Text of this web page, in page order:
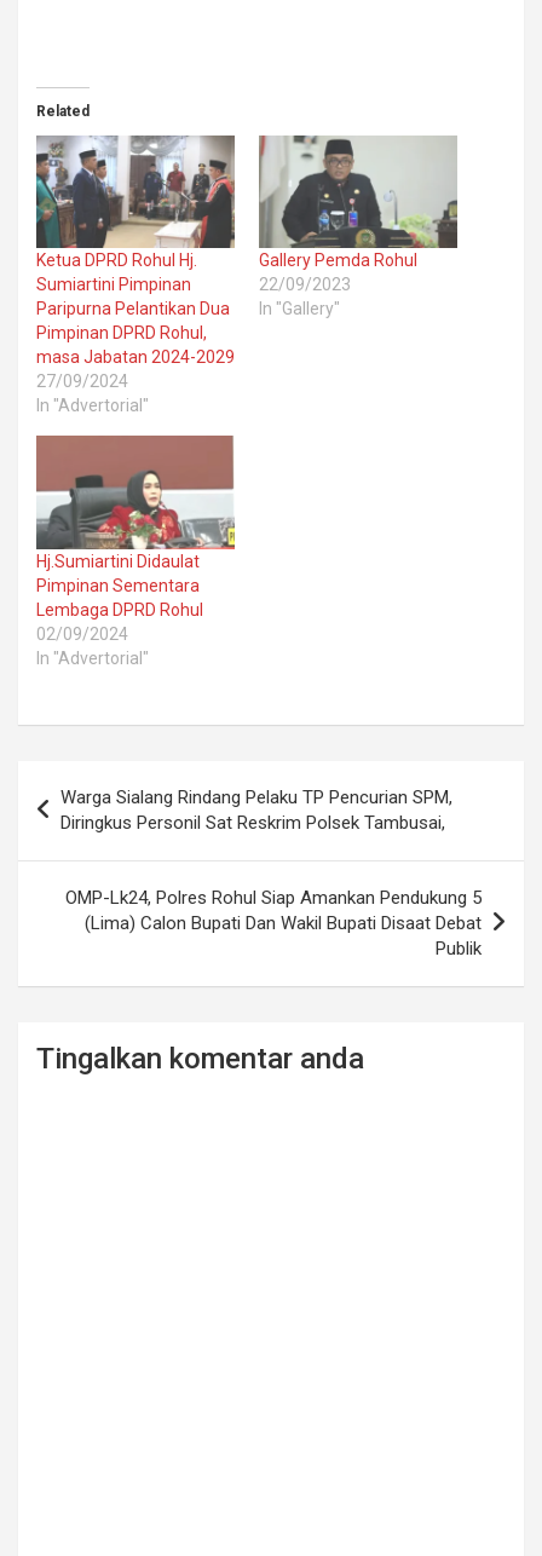
Related
Ketua DPRD Rohul Hj.
Sumiartini Pimpinan
Paripurna Pelantikan Dua
Pimpinan DPRD Rohul,
masa Jabatan 2024-2029
27/09/2024
In "Advertorial"
Gallery Pemda Rohul
22/09/2023
In "Gallery"
Hj.Sumiartini Didaulat
Pimpinan Sementara
Lembaga DPRD Rohul
02/09/2024
In "Advertorial"
navigation
Warga Sialang Rindang Pelaku TP Pencurian SPM,
Diringkus Personil Sat Reskrim Polsek Tambusai,
OMP-Lk24, Polres Rohul Siap Amankan Pendukung 5
(Lima) Calon Bupati Dan Wakil Bupati Disaat Debat
Publik
Tingalkan komentar anda